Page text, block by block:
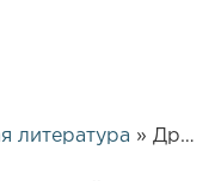
литература » Драгунский Виктор – Удивительный день | 25780